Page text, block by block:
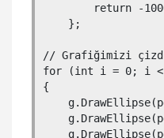
return -
    };
// Grafiğimizi
for (int i = 0; i <
{